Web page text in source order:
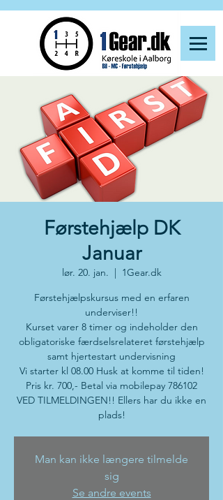
Førstehjælp DK
Januar
lør. 20. jan.
  |
1Gear.dk
Førstehjælpskursus med en erfaren
underviser!!
Kurset varer 8 timer og indeholder den
obligatoriske færdselsrelateret førstehjælp
samt hjertestart undervisning
Vi starter kl 08.00 Husk at komme til tiden!
Pris kr. 700,- Betal via mobilepay 786102
VED TILMELDINGEN!! Ellers har du ikke en
plads!
Man kan ikke længere tilmelde
sig
Se andre events